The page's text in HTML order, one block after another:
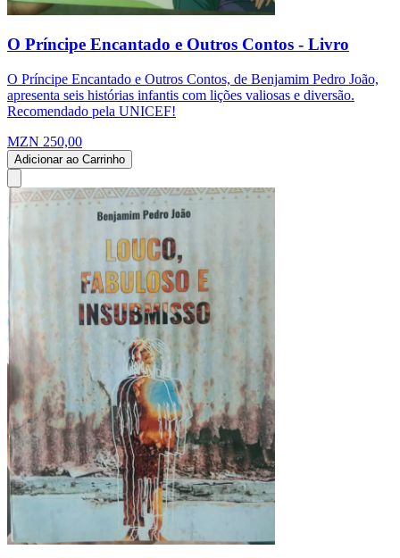
O Príncipe Encantado e Outros Contos - Livro
O Príncipe Encantado e Outros Contos, de Benjamim Pedro João,
apresenta seis histórias infantis com lições valiosas e diversão.
Recomendado pela UNICEF!
MZN 250,00
Adicionar ao Carrinho